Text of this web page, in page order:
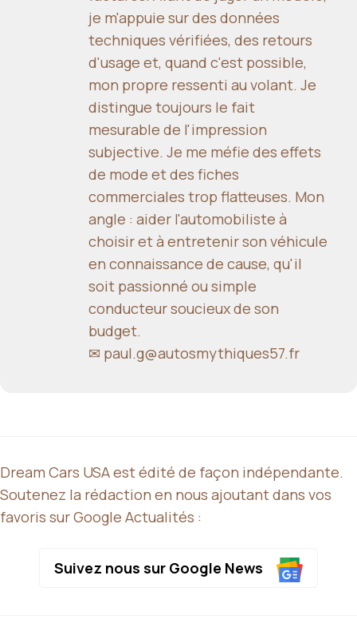
je m'appuie sur des données
techniques vérifiées, des retours
d'usage et, quand c'est possible,
mon propre ressenti au volant. Je
distingue toujours le fait
mesurable de l'impression
subjective. Je me méfie des effets
de mode et des fiches
commerciales trop flatteuses. Mon
angle : aider l'automobiliste à
choisir et à entretenir son véhicule
en connaissance de cause, qu'il
soit passionné ou simple
conducteur soucieux de son
budget.
✉ paul.g@autosmythiques57.fr
Dream Cars USA est édité de façon indépendante.
Soutenez la rédaction en nous ajoutant dans vos
favoris sur Google Actualités :
Suivez nous sur Google News